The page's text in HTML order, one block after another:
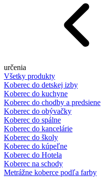
určenia
Všetky produkty
Koberec do detskej izby
Koberec do kuchyne
Koberec do chodby a predsiene
Koberec do obývačky
Koberec do spálne
Koberec do kancelárie
Koberec do školy
Koberec do kúpeľne
Koberec do Hotela
Koberec na schody
Metrážne koberce podľa farby